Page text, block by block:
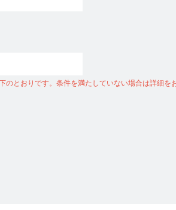
のとおりです。条件を満たしていない場合は詳細を